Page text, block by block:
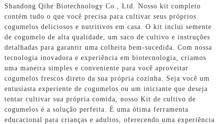
Shandong Qihe Biotechnology Co., Ltd. Nosso kit completo
contém tudo o que você precisa para cultivar seus próprios
cogumelos deliciosos e nutritivos em casa. O kit inclui semente
de cogumelo de alta qualidade, um saco de cultivo e instruções
detalhadas para garantir uma colheita bem-sucedida. Com nossa
tecnologia inovadora e experiência em biotecnologia, criamos
uma maneira simples e conveniente para você aproveitar
cogumelos frescos direto da sua própria cozinha. Seja você um
entusiasta experiente de cogumelos ou um iniciante que deseja
tentar cultivar sua própria comida, nosso Kit de cultivo de
cogumelos é a solução perfeita. É uma ótima ferramenta
educacional para crianças e adultos, oferecendo uma experiência